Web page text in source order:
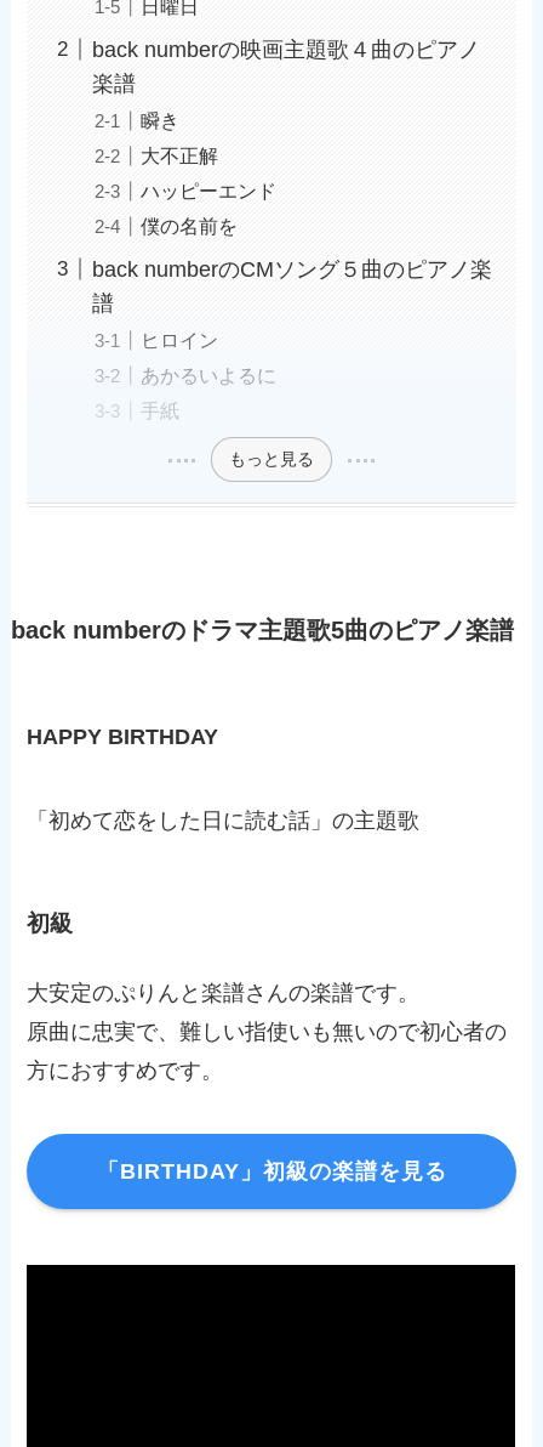
日曜日
back numberの映画主題歌４曲のピアノ
楽譜
瞬き
大不正解
ハッピーエンド
僕の名前を
back numberのCMソング５曲のピアノ楽
譜
ヒロイン
あかるいよるに
手紙
もっと見る
back numberのドラマ主題歌5曲のピアノ楽譜
HAPPY BIRTHDAY
「初めて恋をした日に読む話」の主題歌
初級
大安定のぷりんと楽譜さんの楽譜です。
原曲に忠実で、難しい指使いも無いので初心者の
方におすすめです。
「BIRTHDAY」初級の楽譜を見る